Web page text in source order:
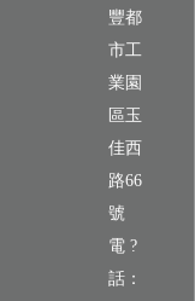
豐都
市工
業園
區玉
佳西
路66
號
電 ?
話：